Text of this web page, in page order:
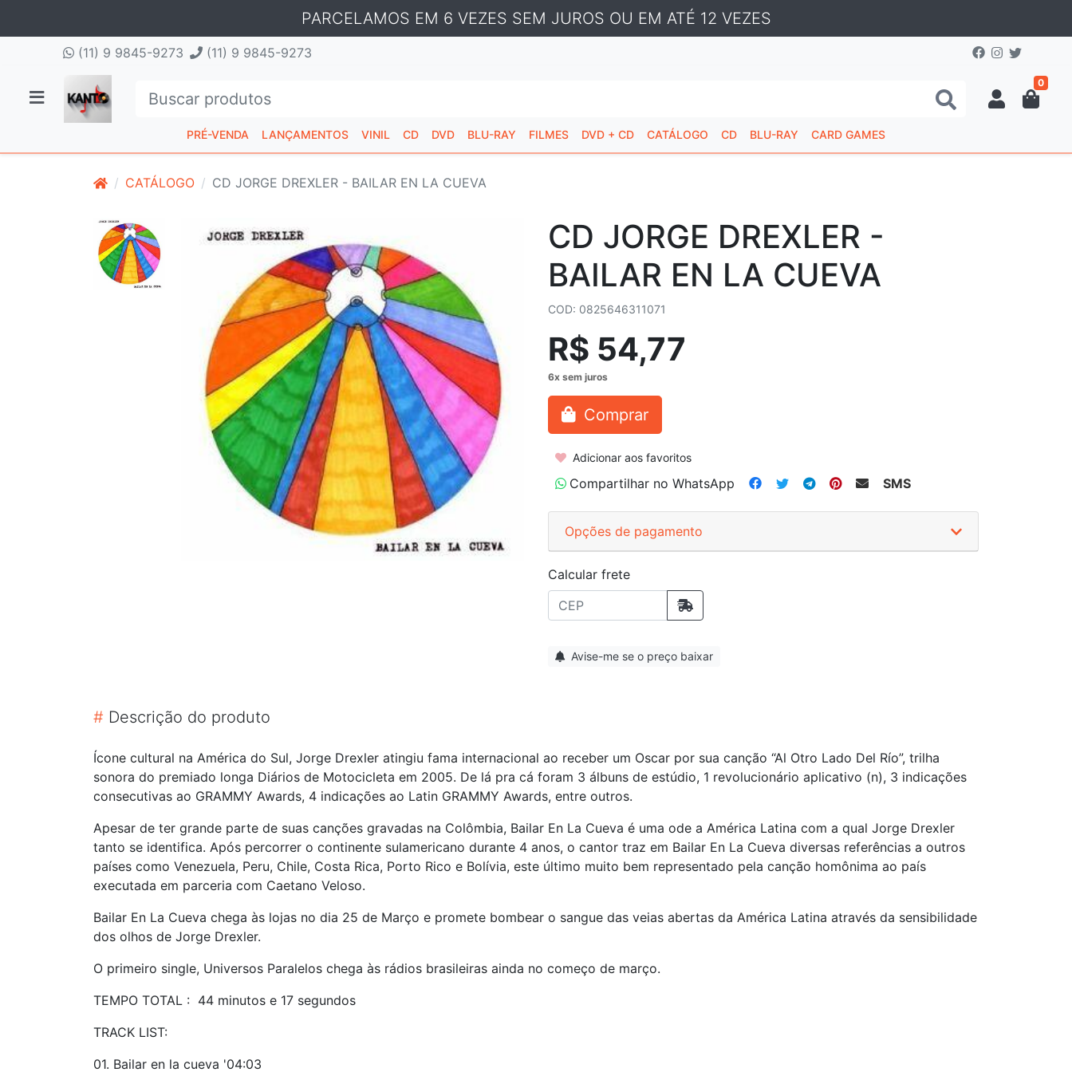
PARCELAMOS EM 6 VEZES SEM JUROS OU EM ATÉ 12 VEZES
(11) 9 9845-9273 (11) 9 9845-9273
0
PRÉ-VENDA LANÇAMENTOS VINIL CD DVD BLU-RAY FILMES DVD + CD CATÁLOGO CD BLU-RAY CARD GAMES
CATÁLOGO CD JORGE DREXLER - BAILAR EN LA CUEVA
CD JORGE DREXLER -
BAILAR EN LA CUEVA
COD: 0825646311071
R$ 54,77
Comprar
Adicionar aos favoritos
Compartilhar no WhatsApp SMS
Opções de pagamento
Calcular frete
Avise-me se o preço baixar
# Descrição do produto
Ícone cultural na América do Sul, Jorge Drexler atingiu fama internacional ao receber um Oscar por sua canção “Al Otro Lado Del Río”, trilha
sonora do premiado longa Diários de Motocicleta em 2005. De lá pra cá foram 3 álbuns de estúdio, 1 revolucionário aplicativo (n), 3 indicações
consecutivas ao GRAMMY Awards, 4 indicações ao Latin GRAMMY Awards, entre outros.
Apesar de ter grande parte de suas canções gravadas na Colômbia, Bailar En La Cueva é uma ode a América Latina com a qual Jorge Drexler
tanto se identifica. Após percorrer o continente sulamericano durante 4 anos, o cantor traz em Bailar En La Cueva diversas referências a outros
países como Venezuela, Peru, Chile, Costa Rica, Porto Rico e Bolívia, este último muito bem representado pela canção homônima ao país
executada em parceria com Caetano Veloso.
Bailar En La Cueva chega às lojas no dia 25 de Março e promete bombear o sangue das veias abertas da América Latina através da sensibilidade
dos olhos de Jorge Drexler.
O primeiro single, Universos Paralelos chega às rádios brasileiras ainda no começo de março.
TEMPO TOTAL : 44 minutos e 17 segundos
TRACK LIST:
01. Bailar en la cueva '04:03